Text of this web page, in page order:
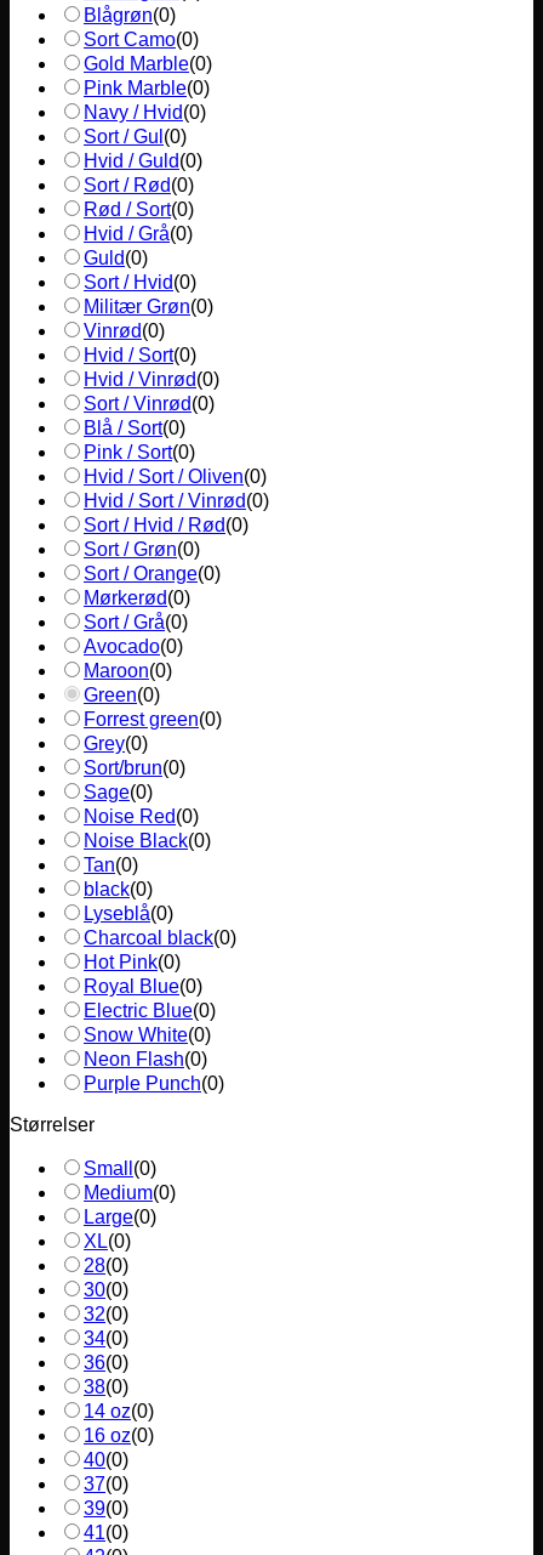
Blågrøn(0)
Sort Camo(0)
Gold Marble(0)
Pink Marble(0)
Navy / Hvid(0)
Sort / Gul (0)
Hvid / Guld(0)
Sort / Rød(0)
Rød / Sort(0)
Hvid / Grå(0)
Guld(0)
Sort / Hvid(0)
Militær Grøn(0)
Vinrød(0)
Hvid / Sort(0)
Hvid / Vinrød(0)
Sort / Vinrød(0)
Blå / Sort(0)
Pink / Sort(0)
Hvid / Sort / Oliven(0)
Hvid / Sort / Vinrød(0)
Sort / Hvid / Rød(0)
Sort / Grøn(0)
Sort / Orange(0)
Mørkerød(0)
Sort / Grå(0)
Avocado(0)
Maroon(0)
Green(0)
Forrest green(0)
Grey(0)
Sort/brun(0)
Sage(0)
Noise Red(0)
Noise Black(0)
Tan(0)
black(0)
Lyseblå(0)
Charcoal black(0)
Hot Pink(0)
Royal Blue(0)
Electric Blue(0)
Snow White(0)
Neon Flash(0)
Purple Punch(0)
Størrelser
Small (0)
Medium(0)
Large(0)
XL(0)
28(0)
30(0)
32(0)
34(0)
36(0)
38(0)
14 oz(0)
16 oz(0)
40(0)
37(0)
39(0)
41(0)